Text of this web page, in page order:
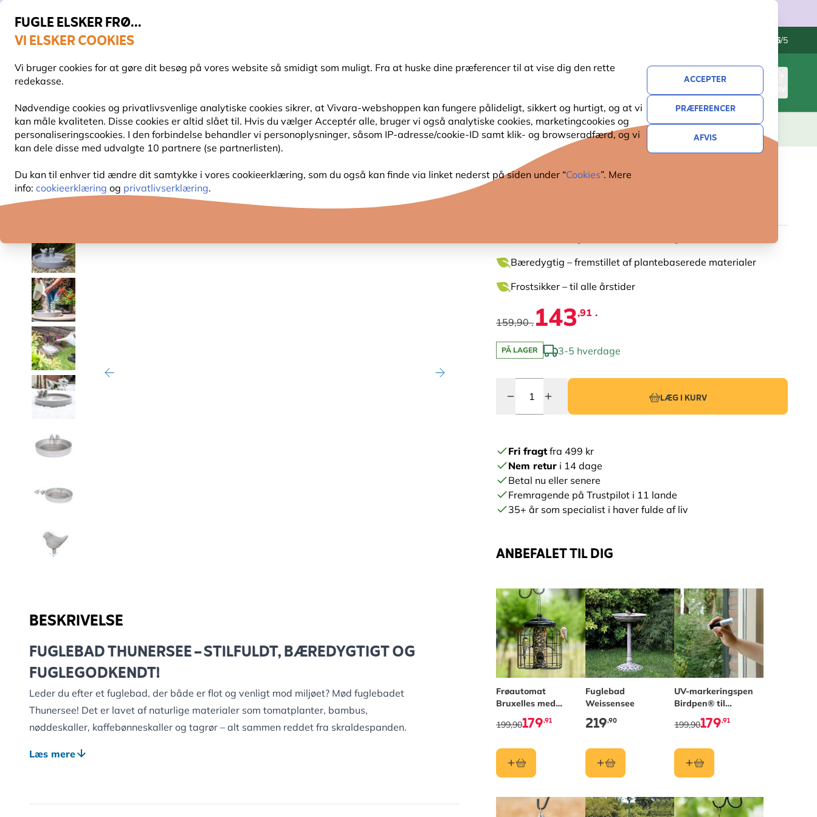
FUGLE ELSKER FRØ...
VI ELSKER COOKIES
Vi bruger cookies for at gøre dit besøg på vores website så smidigt som muligt. Fra at huske dine præferencer til at vise dig den rette
redekasse.
Nødvendige cookies og privatlivsvenlige analytiske cookies sikrer, at Vivara-webshoppen kan fungere pålideligt, sikkert og hurtigt, og at vi
kan måle kvaliteten. Disse cookies er altid slået til. Hvis du vælger Acceptér alle, bruger vi også analytiske cookies, marketingcookies og
personaliseringscookies. I den forbindelse behandler vi personoplysninger, såsom IP-adresse/cookie-ID samt klik- og browseradfærd, og vi
kan dele disse med udvalgte 10 partnere (se partnerlisten).
Du kan til enhver tid ændre dit samtykke i vores cookieerklæring, som du også kan finde via linket nederst på siden under “Cookies”. Mere
info: cookieerklæring og privatlivserklæring.
ACCEPTER
PRÆFERENCER
AFVIS
Topbedømt i 11 lande
Fri fragt over 499 kr. 4.6/5
Søg
FUGLEFODER FUGLEFODERHUSE REDEKASSER HAVENS DYR PLANTEFRØ FUGLEKIGGERI GAVER NYHEDER TILBUD
10% RABAT
Bæredygtig – fremstillet af plantebaserede materialer
Frostsikker – til alle årstider
159,90 . 143,91 .
PÅ LAGER 3-5 hverdage
LÆG I KURV
Fri fragtfra 499 kr
Nem retur i 14 dage
Betal nu eller senere
Fremragende på Trustpilot i 11 lande
35+ år som specialist i haver fulde af liv
ANBEFALET TIL DIG
Frøautomat
Bruxelles med
beskyttelsesbur
179,91
199,90
Fuglebad
Weissensee
219,90
UV-markeringspen
Birdpen® til
fuglesikre vinduer
179,91
199,90
BESKRIVELSE
FUGLEBAD THUNERSEE – STILFULDT, BÆREDYGTIGT OG
FUGLEGODKENDT!
Leder du efter et fuglebad, der både er flot og venligt mod miljøet? Mød fuglebadet
Thunersee! Det er lavet af naturlige materialer som tomatplanter, bambus,
nøddeskaller, kaffebønneskaller og tagrør – alt sammen reddet fra skraldespanden.
Thunersee er ikke kun pæn – den er også stærk! Den klarer frost helt ned til -10 °C uden
Læs mere